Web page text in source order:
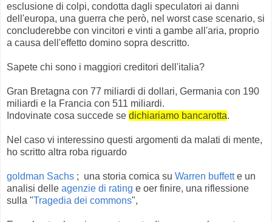
esclusione di colpi, condotta dagli speculatori ai danni
dell'europa, una guerra che però, nel worst case scenario, si
concluderebbe con vincitori e vinti a gambe all'aria, proprio
a causa dell'effetto domino sopra descritto.
Sapete chi sono i maggiori creditori dell'italia?
Gran Bretagna con 77 miliardi di dollari, Germania con 190
miliardi e la Francia con 511 miliardi.
Indovinate cosa succede se dichiariamo bancarotta.
Nel caso vi interessino questi argomenti da malati di mente,
ho scritto altra roba riguardo
goldman Sachs ; una storia comica su Warren buffette un
analisi delle agenzie di rating e oer finire, una riflessione
sulla "Tragedia dei commons",